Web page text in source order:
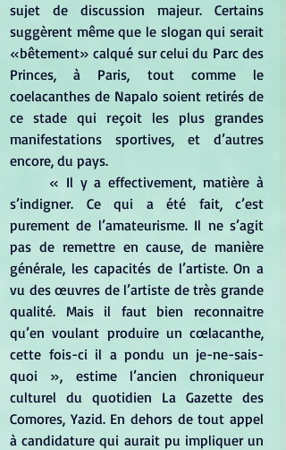
sujet de discussion majeur. Certains
suggèrent même que le slogan qui serait
«bêtement» calqué sur celui du Parc des
Princes, à Paris, tout comme le
coelacanthes de Napalo soient retirés de
ce stade qui reçoit les plus grandes
manifestations sportives, et d’autres
encore, du pays.
s’indigner. Ce qui a été fait, c’est
purement de l’amateurisme. Il ne s’agit
pas de remettre en cause, de manière
générale, les capacités de l’artiste. On a
vu des œuvres de l’artiste de très grande
qualité. Mais il faut bien reconnaitre
qu’en voulant produire un cœlacanthe,
cette fois-ci il a pondu un je-ne-sais-
quoi », estime l’ancien chroniqueur
culturel du quotidien La Gazette des
Comores, Yazid. En dehors de tout appel
à candidature qui aurait pu impliquer un